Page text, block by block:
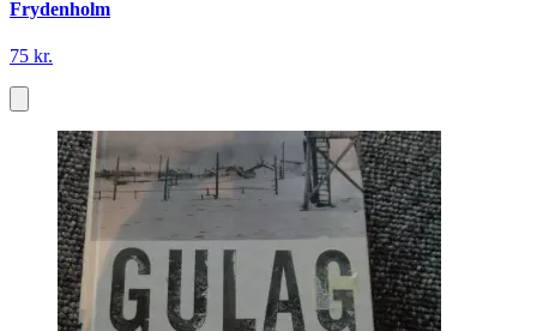
Frydenholm
75 kr.